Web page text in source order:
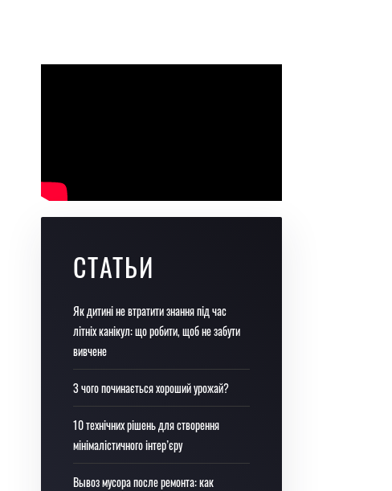
СТАТЬИ
Як дитині не втратити знання під час
літніх канікул: що робити, щоб не забути
вивчене
З чого починається хороший урожай?
10 технічних рішень для створення
мінімалістичного інтер’єру
Вывоз мусора после ремонта: как